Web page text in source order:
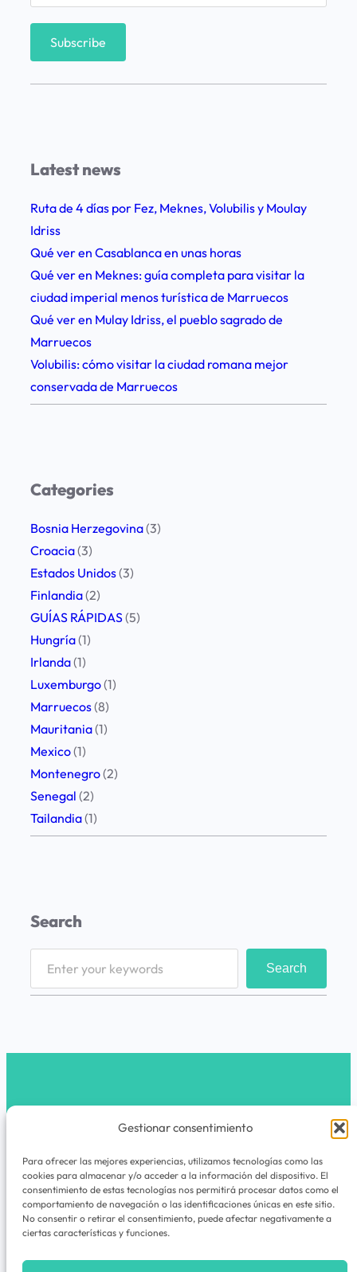
Gestionar consentimiento
Para ofrecer las mejores experiencias, utilizamos tecnologías como las
cookies para almacenar y/o acceder a la información del dispositivo. El
consentimiento de estas tecnologías nos permitirá procesar datos como el
comportamiento de navegación o las identificaciones únicas en este sitio.
No consentir o retirar el consentimiento, puede afectar negativamente a
ciertas características y funciones.
a
n
e
p
e
c
i
n
d
i
b
l
n
s
e
j
o
s
Latest news
Ruta de 4 días por Fez, Meknes, Volubilis y Moulay
Idriss
Qué ver en Casablanca en unas horas
Qué ver en Meknes: guía completa para visitar la
ciudad imperial menos turística de Marruecos
Qué ver en Mulay Idriss, el pueblo sagrado de
Marruecos
Volubilis: cómo visitar la ciudad romana mejor
conservada de Marruecos
Categories
Bosnia Herzegovina(3)
Croacia(3)
Estados Unidos(3)
Finlandia(2)
GUÍAS RÁPIDAS(5)
Hungría(1)
Irlanda(1)
Luxemburgo(1)
Marruecos(8)
Mauritania(1)
Mexico(1)
Montenegro(2)
Senegal (2)
Tailandia(1)
Search
Search
latribunomada.com
Instagram
La Tribu Nómada es un espacio de viajes,
experiencias, rutas, guías y cuadernos de
aventuras para quienes nunca dejan de